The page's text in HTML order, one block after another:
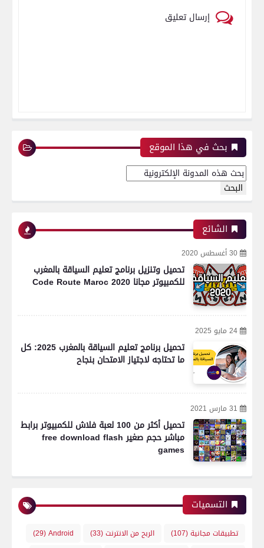
إرسال تعليق
بحث في هذا الموقع
الشائع
30 أغسطس 2020
تحميل وتنزيل برنامج تعليم السياقة بالمغرب
للكمبيوتر مجانا Code Route Maroc 2020
24 مايو 2025
تحميل برنامج تعليم السياقة بالمغرب 2025: كل
ما تحتاجه لاجتياز الامتحان بنجاح
31 مارس 2021
تحميل أكثر من 100 لعبة فلاش للكمبيوتر برابط
مباشر حجم صغير free download flash
games
التسميات
تطبيقات مجانية(107) الربح من الانترنت(33)
Android
(29)